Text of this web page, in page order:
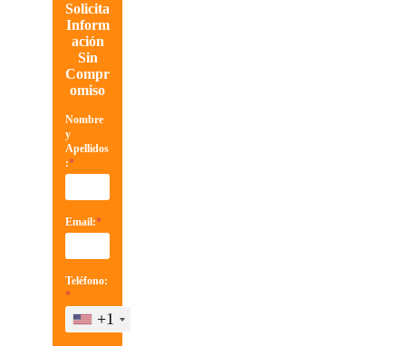
Solicita
Inform
ación
Sin
Compr
omiso
Nombre
y
Apellidos
:*
Email:*
Teléfono:
*
+1